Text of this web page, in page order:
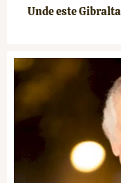
Unde este